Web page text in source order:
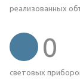
реализованных
0
световых